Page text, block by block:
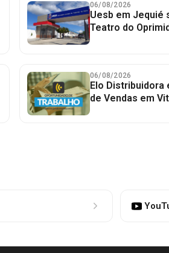
06/08/2026
Uesb em Jequié
Teatro do
06/08/2026
Elo
de Vendas em